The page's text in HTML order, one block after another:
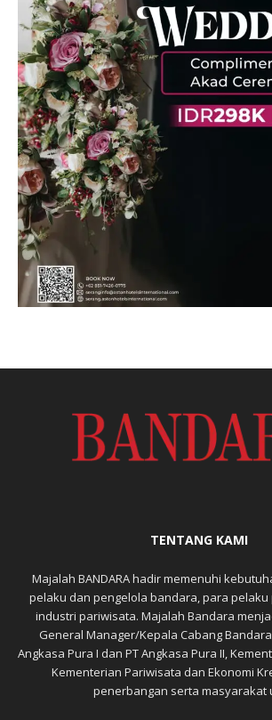
TENTANG KAMI
Majalah BANDARA hadir memenuhi
pelaku dan pengelola bandara, para
industri pariwisata. Majalah Bandara
General Manager/Kepala Cabang
Angkasa Pura I dan PT Angkasa Pura II,
Kementerian Pariwisata dan Ekonomi
penerbangan serta masyarakat